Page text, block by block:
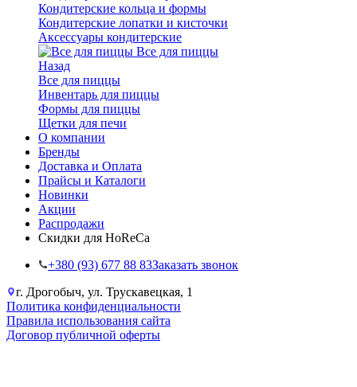
Кондитерские кольца и формы
Кондитерские лопатки и кисточки
Аксессуары кондитерские
Все для пиццы
Назад
Все для пиццы
Инвентарь для пиццы
Формы для пиццы
Щетки для печи
О компании
Бренды
Доставка и Оплата
Прайсы и Каталоги
Новинки
Акции
Распродажи
Скидки для HoReCa
+38‎0 (93) 677 88 83Заказать звонок
г. Дрогобыч, ул. Трускавецкая, 1
Политика конфиденциальности
Правила использования сайта
Договор публичной оферты